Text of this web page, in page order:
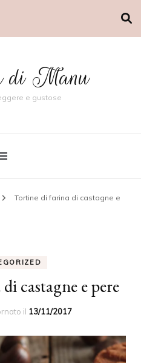
di Manu
e gustose
Tortine di farina di castagne e
castagne e pere
il 13/11/2017